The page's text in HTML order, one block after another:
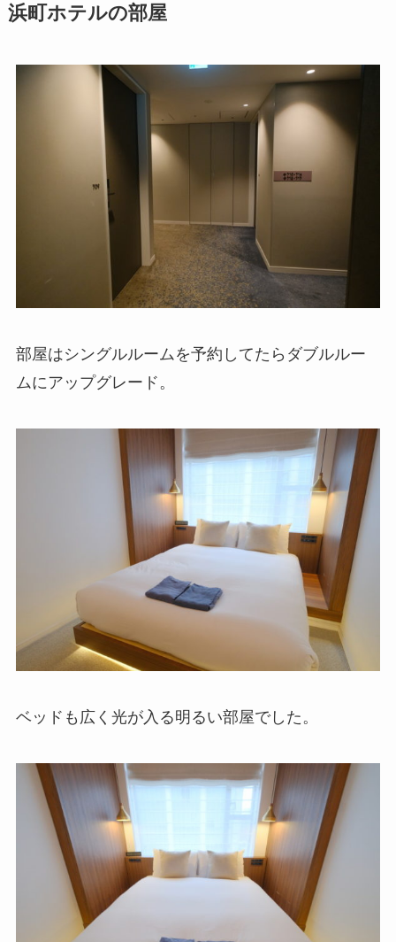
浜町ホテルの部屋
部屋はシングルルームを予約してたらダブルルー
ムにアップグレード。
ベッドも広く光が入る明るい部屋でした。